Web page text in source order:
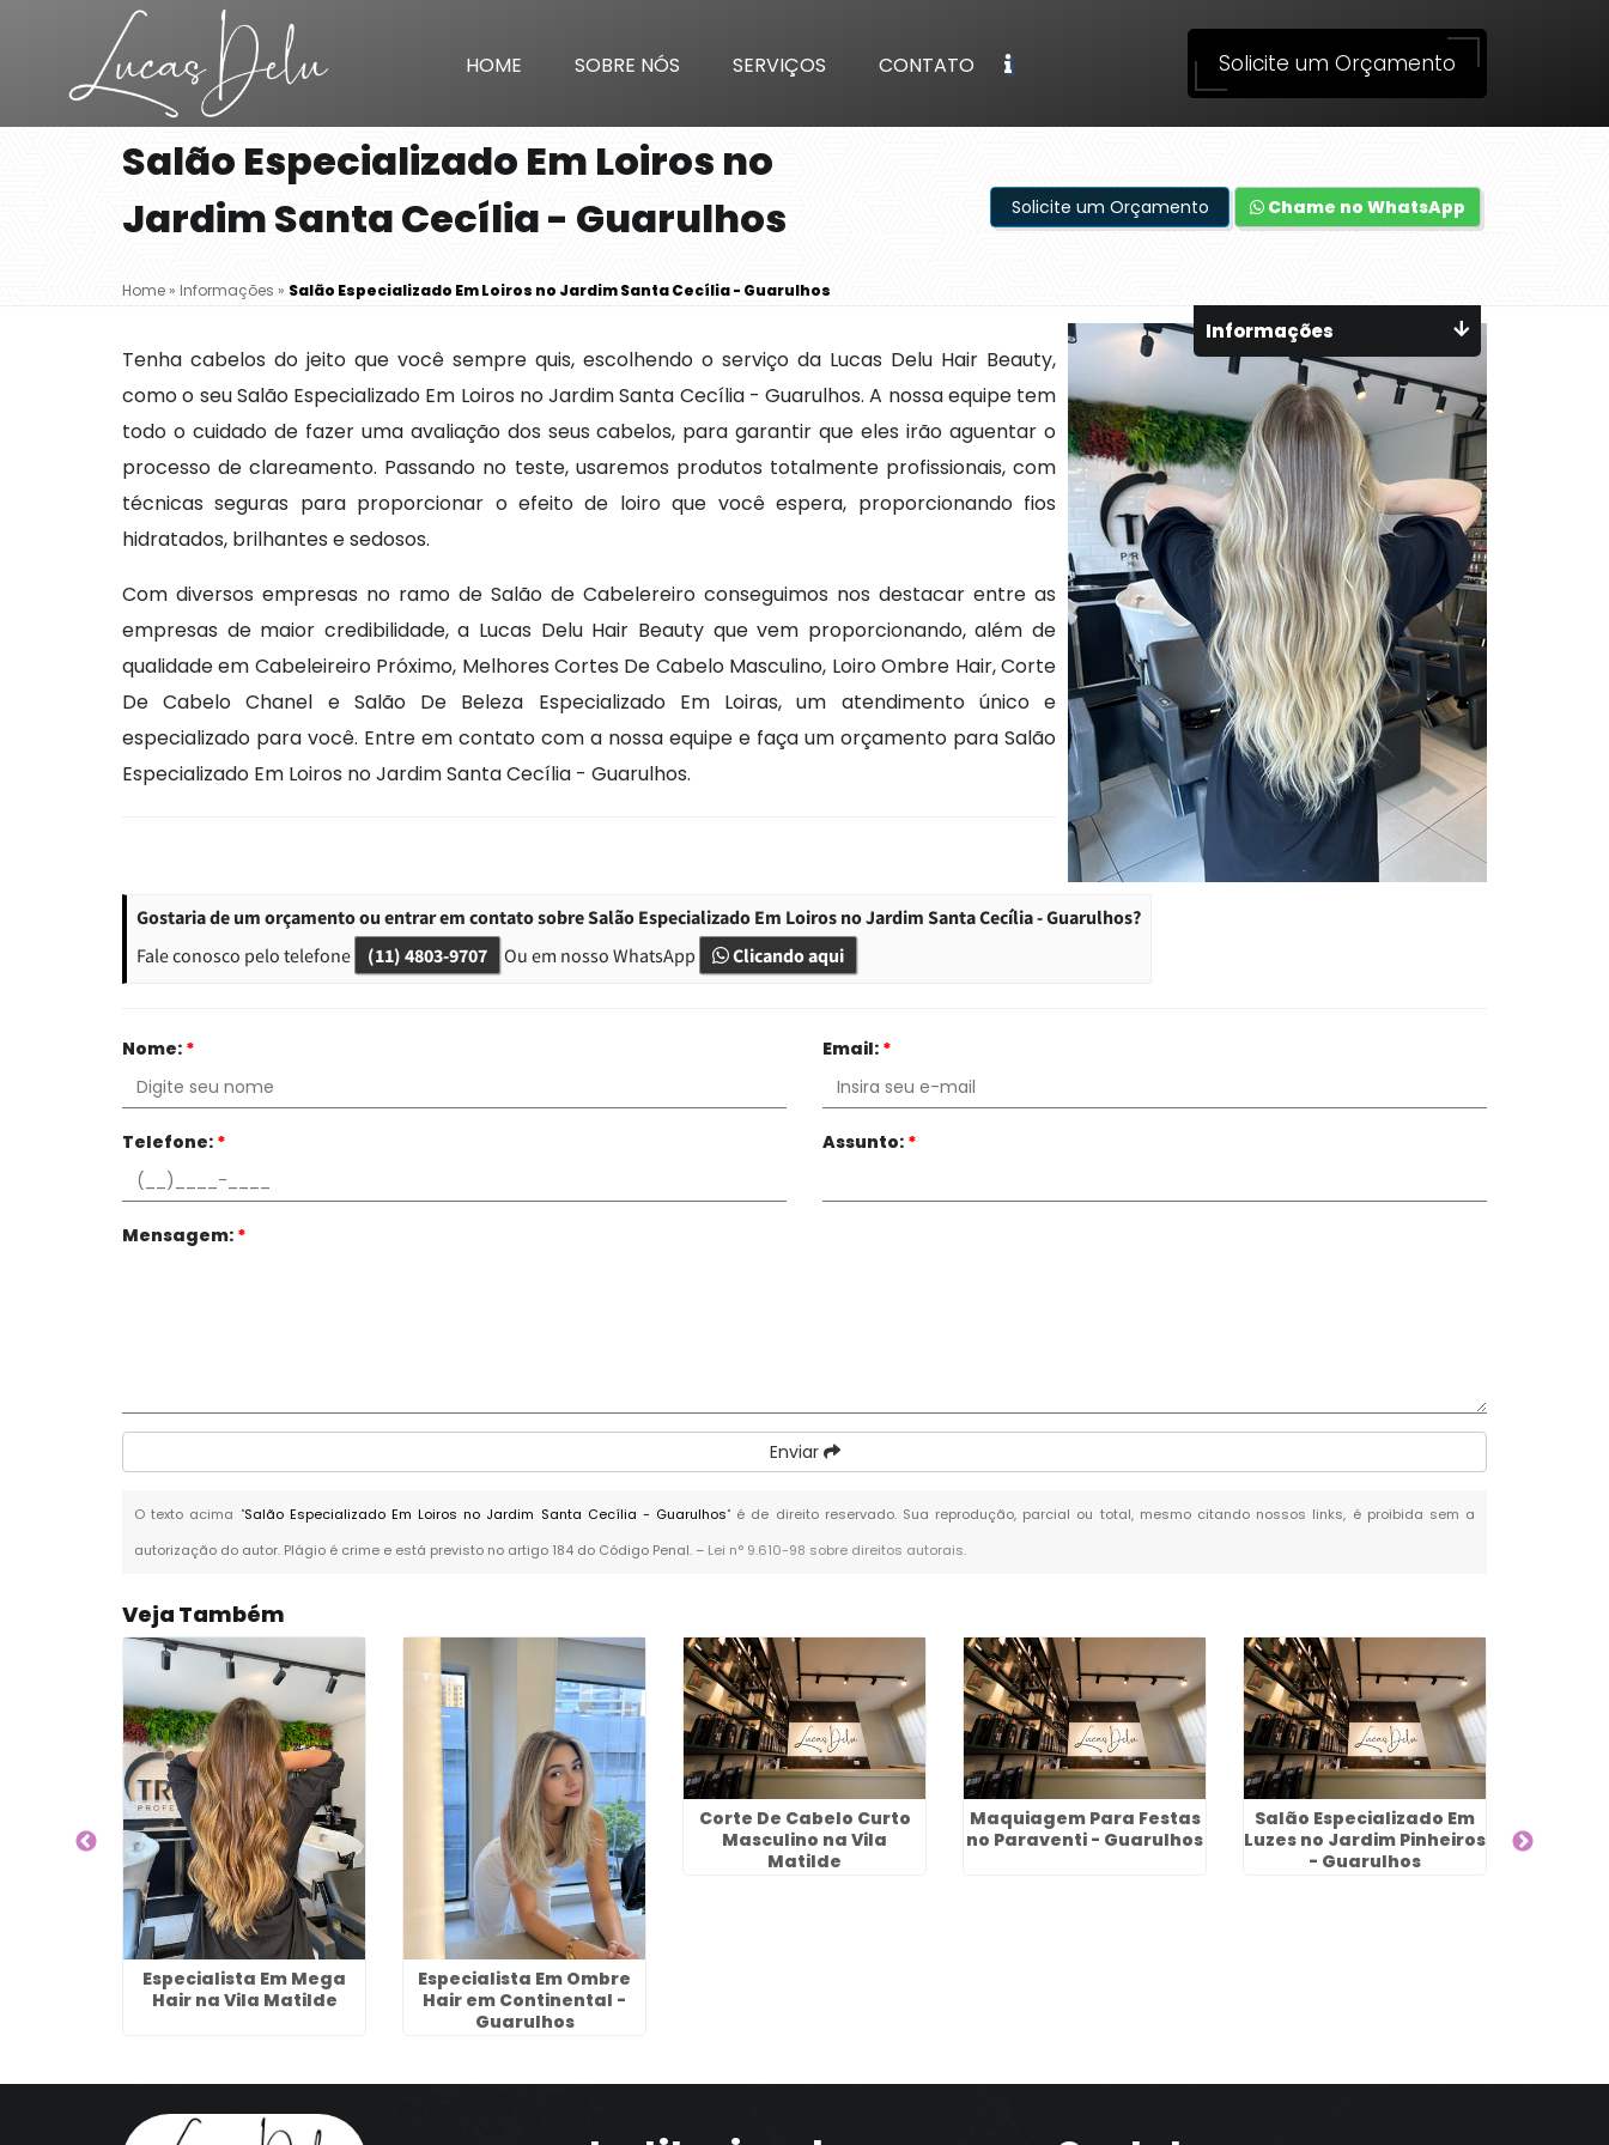
HOME SOBRE NÓS SERVIÇOS CONTATO Solicite um Orçamento
Salão Especializado Em Loiros no
Jardim Santa Cecília - Guarulhos
Home » Informações » Salão Especializado Em Loiros no Jardim Santa Cecília - Guarulhos
Solicite um Orçamento Chame no WhatsApp
Tenha cabelos do jeito que você sempre quis, escolhendo o serviço da Lucas Delu Hair Beauty,
como o seu Salão Especializado Em Loiros no Jardim Santa Cecília - Guarulhos. A nossa equipe tem
todo o cuidado de fazer uma avaliação dos seus cabelos, para garantir que eles irão aguentar o
processo de clareamento. Passando no teste, usaremos produtos totalmente profissionais, com
técnicas seguras para proporcionar o efeito de loiro que você espera, proporcionando fios
hidratados, brilhantes e sedosos.
Com diversos empresas no ramo de Salão de Cabelereiro conseguimos nos destacar entre as
empresas de maior credibilidade, a Lucas Delu Hair Beauty que vem proporcionando, além de
qualidade em Cabeleireiro Próximo, Melhores Cortes De Cabelo Masculino, Loiro Ombre Hair, Corte
De Cabelo Chanel e Salão De Beleza Especializado Em Loiras, um atendimento único e
especializado para você. Entre em contato com a nossa equipe e faça um orçamento para Salão
Especializado Em Loiros no Jardim Santa Cecília - Guarulhos.
Gostaria de um orçamento ou entrar em contato sobre Salão Especializado Em Loiros no Jardim Santa Cecília - Guarulhos?
Fale conosco pelo telefone
(11) 4803-9707 Ou em nosso WhatsApp Clicando aqui
Nome: * Email: *
Telefone: * Assunto: *
Mensagem: *
Enviar
O texto acima "Salão Especializado Em Loiros no Jardim Santa Cecília - Guarulhos" é de direito reservado. Sua reprodução, parcial ou total, mesmo citando nossos links, é proibida sem a
autorização do autor. Plágio é crime e está previsto no artigo 184 do Código Penal. – Lei n° 9.610-98 sobre direitos autorais.
Informações
Veja Também
Especialista Em Mega
Hair na Vila Matilde
Especialista Em Ombre
Hair em Continental -
Guarulhos
Corte De Cabelo Curto
Masculino na Vila
Matilde
Maquiagem Para Festas
no Paraventi - Guarulhos
Salão Especializado Em
Luzes no Jardim Pinheiros
- Guarulhos